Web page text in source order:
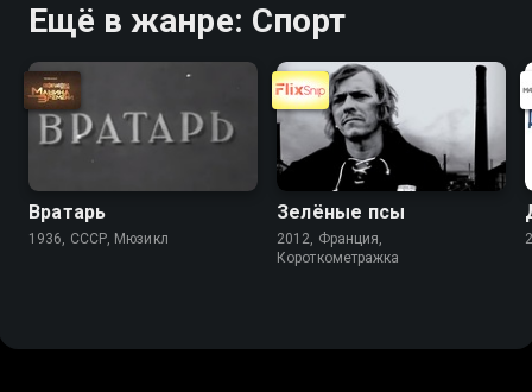
Ещё в жанре: Спорт
Вратарь
1936, СССР, Мюзикл
Зелёные псы
2012, Франция,
Короткометражка